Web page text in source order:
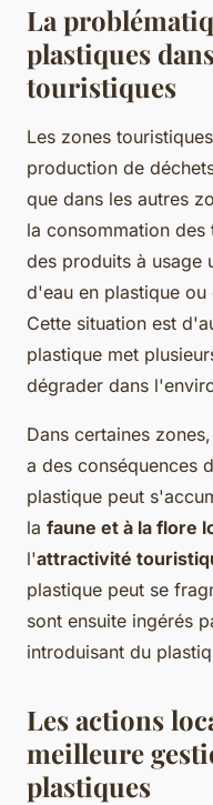
La
plastiques
touristiques
Les zones
production de
que dans les autres
la consommation
des produits à usage
d'eau en plastique ou
Cette situation est
plastique met
dégrader dans
Dans certaines
a des conséquences
plastique peut
la faune et à la flore
l'attractivité
plastique peut se
sont ensuite ingérés
introduisant du
Les actions
meilleure
plastiques